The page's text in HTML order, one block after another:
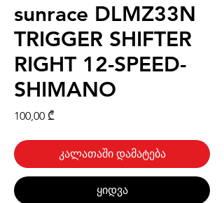
sunrace DLMZ33N
TRIGGER SHIFTER
RIGHT 12-SPEED-
SHIMANO
100,00 ₾
კალათაში დამატება
ყიდვა